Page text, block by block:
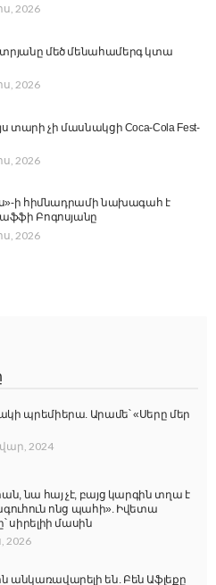
2026
մեծ մենահամերգ կտա
2026
տարի չի մասնակցի Coca-Cola Fest-
2026
ի հիմնադրամի նախագահ է
Բոգոսյանը
2026
պրեմիերա. Արամե՝ «Սերը մեր
2024
նա հայ չէ, բայց կարգին տղա է
ոնց պահի». Իվետա
սիրելիի մասին
2026
անկառավարելի են. Բեն Աֆլեքը